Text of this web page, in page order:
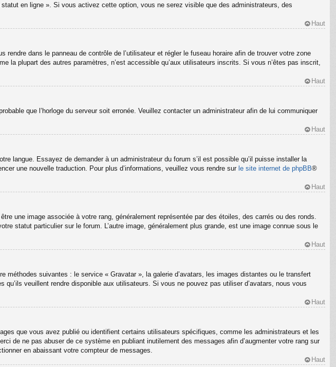
en ligne ». Si vous activez cette option, vous ne serez visible que des administrateurs, des
Haut
dans le panneau de contrôle de l’utilisateur et régler le fuseau horaire afin de trouver votre zone
la plupart des autres paramètres, n’est accessible qu’aux utilisateurs inscrits. Si vous n’êtes pas inscrit,
Haut
que l’horloge du serveur soit erronée. Veuillez contacter un administrateur afin de lui communiquer
Haut
langue. Essayez de demander à un administrateur du forum s’il est possible qu’il puisse installer la
une nouvelle traduction. Pour plus d’informations, veuillez vous rendre sur le site internet de phpBB®
Haut
une image associée à votre rang, généralement représentée par des étoiles, des carrés ou des ronds.
statut particulier sur le forum. L’autre image, généralement plus grande, est une image connue sous le
Haut
méthodes suivantes : le service « Gravatar », la galerie d’avatars, les images distantes ou le transfert
veuillent rendre disponible aux utilisateurs. Si vous ne pouvez pas utiliser d’avatars, nous vous
Haut
que vous avez publié ou identifient certains utilisateurs spécifiques, comme les administrateurs et les
de ne pas abuser de ce système en publiant inutilement des messages afin d’augmenter votre rang sur
en abaissant votre compteur de messages.
Haut